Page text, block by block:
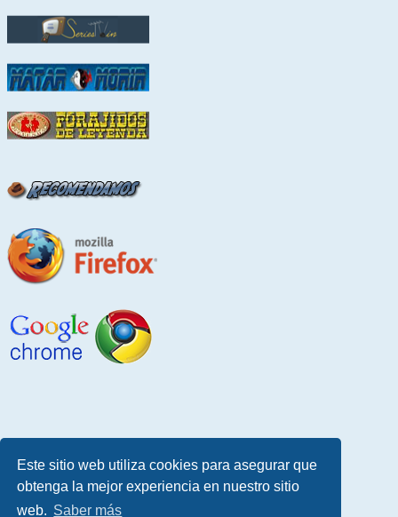
Este sitio web utiliza cookies para asegurar que
obtenga la mejor experiencia en nuestro sitio
web. Saber más